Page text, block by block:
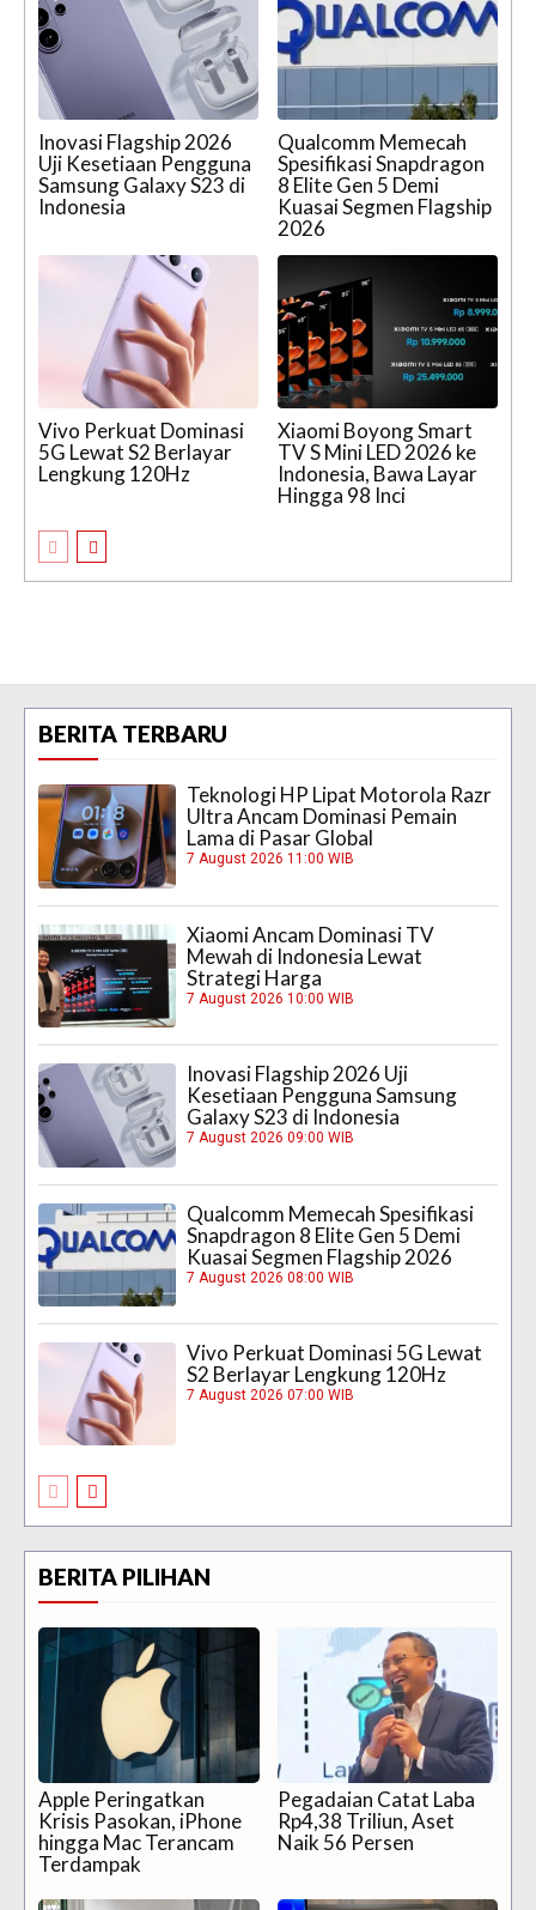
Inovasi Flagship 2026
Uji Kesetiaan Pengguna
Samsung Galaxy S23 di
Indonesia
Qualcomm Memecah
Spesifikasi Snapdragon
8 Elite Gen 5 Demi
Kuasai Segmen Flagship
2026
Vivo Perkuat Dominasi
5G Lewat S2 Berlayar
Lengkung 120Hz
Xiaomi Boyong Smart
TV S Mini LED 2026 ke
Indonesia, Bawa Layar
Hingga 98 Inci
BERITA TERBARU
Teknologi HP Lipat Motorola Razr
Ultra Ancam Dominasi Pemain
Lama di Pasar Global
7 August 2026 11:00 WIB
Xiaomi Ancam Dominasi TV
Mewah di Indonesia Lewat
Strategi Harga
7 August 2026 10:00 WIB
Inovasi Flagship 2026 Uji
Kesetiaan Pengguna Samsung
Galaxy S23 di Indonesia
7 August 2026 09:00 WIB
Qualcomm Memecah Spesifikasi
Snapdragon 8 Elite Gen 5 Demi
Kuasai Segmen Flagship 2026
7 August 2026 08:00 WIB
Vivo Perkuat Dominasi 5G Lewat
S2 Berlayar Lengkung 120Hz
7 August 2026 07:00 WIB
BERITA PILIHAN
Apple Peringatkan
Krisis Pasokan, iPhone
hingga Mac Terancam
Terdampak
Pegadaian Catat Laba
Rp4,38 Triliun, Aset
Naik 56 Persen